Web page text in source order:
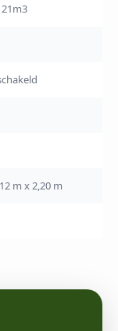
m x 2,20 m